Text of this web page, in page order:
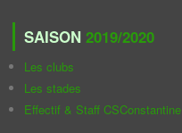
SAISON 2019/2020
Les clubs
Les stades
Effectif & Staff CSConstantine